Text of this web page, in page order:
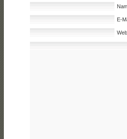
E-